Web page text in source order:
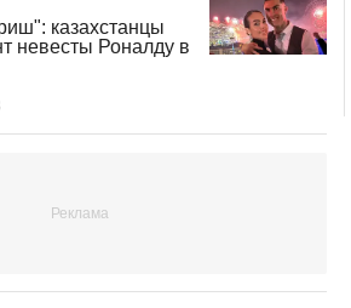
казахстанцы
невесты Роналду в